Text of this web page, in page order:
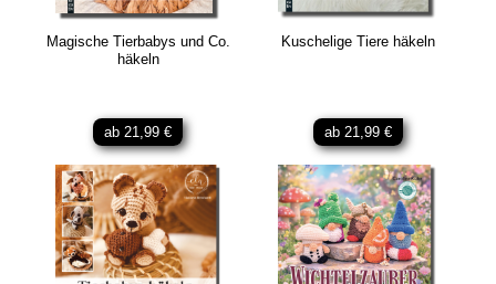
Magische Tierbabys und Co.
häkeln
ab 21,99 €
Kuschelige Tiere häkeln
ab 21,99 €